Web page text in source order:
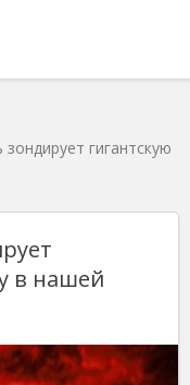
гигантскую
в нашей